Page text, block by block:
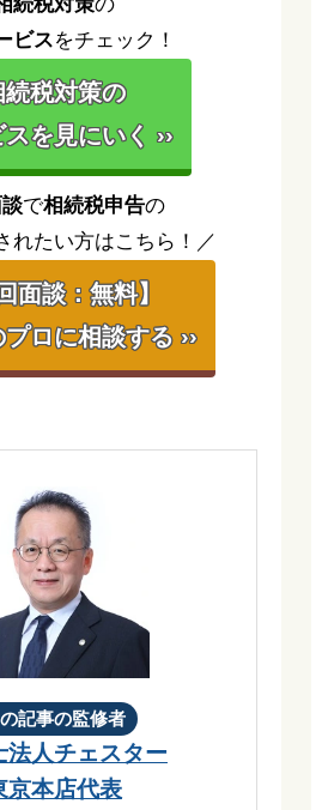
ビスをチェック！
続税対策の
を見にいく ››
で相続税申告の
れたい方はこちら！／
面談：無料】
ロに相談する ››
記事の監修者
法人チェスター
京本店代表